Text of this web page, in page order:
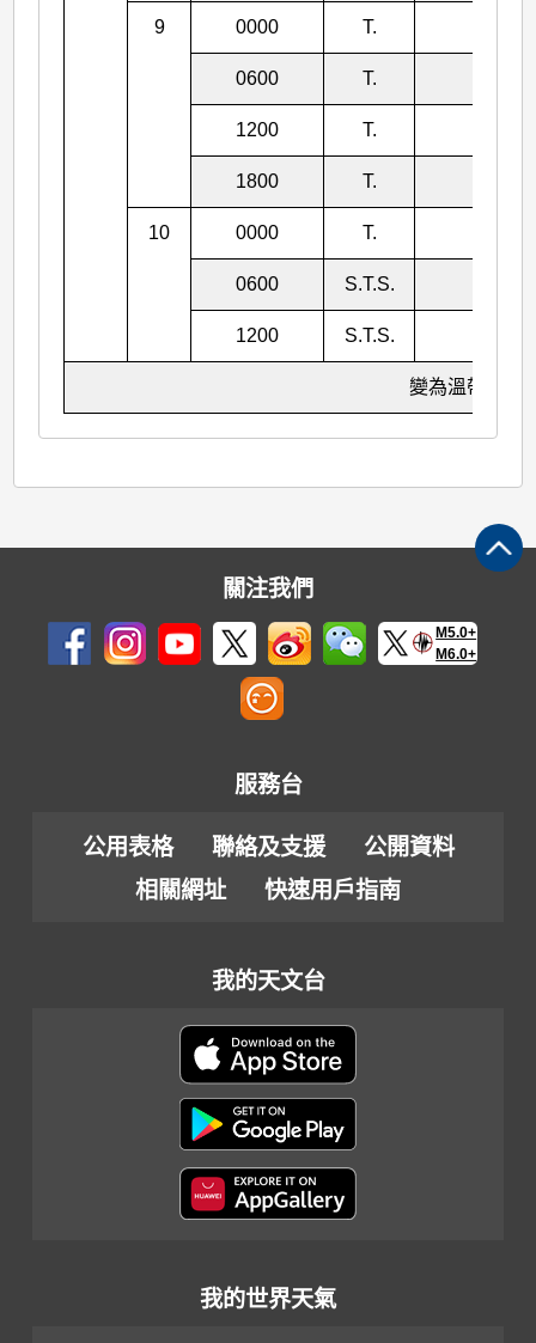
9 0000 T.
0600 T.
1200 T.
1800 T.
10 0000 T.
0600 S.T.S.
1200 S.T.S.
變為溫帶氣旋
關注我們
M5.0+
M6.0+
服務台
公用表格 聯絡及支援
公開資料
相關網址
快速用戶指南
我的天文台
我的世界天氣